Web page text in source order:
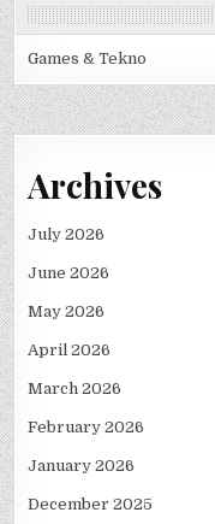
Games & Tekno
Archives
July 2026
June 2026
May 2026
April 2026
March 2026
February 2026
January 2026
December 2025